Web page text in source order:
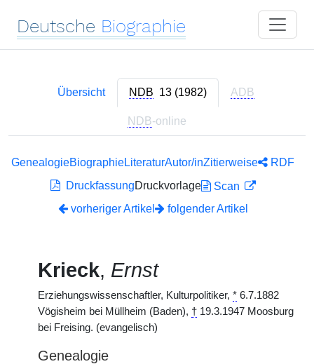
Deutsche Biographie
Übersicht NDB 13 (1982) ADB
NDB-online
GenealogieBiographieLiteraturAutor/inZitierweise
RDF
DruckfassungDruckvorlage
Scan
vorheriger Artikel
folgender Artikel
Krieck, Ernst
Erziehungswissenschaftler, Kulturpolitiker, * 6.7.1882
Vögisheim bei Müllheim (Baden), † 19.3.1947 Moosburg
bei Freising. (evangelisch)
Genealogie